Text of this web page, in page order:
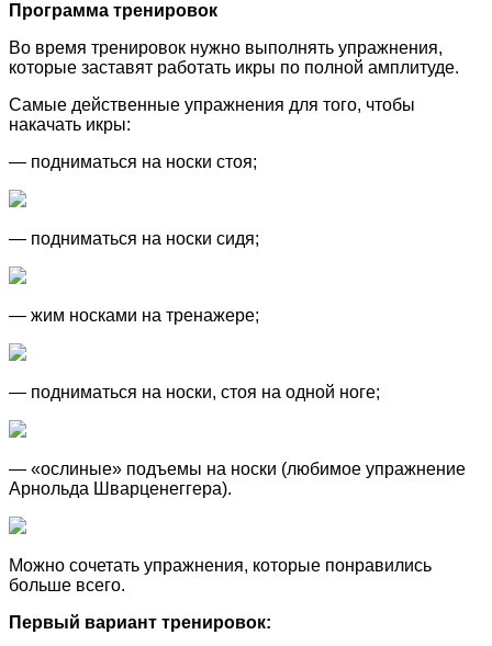
Программа тренировок
Во время тренировок нужно выполнять упражнения,
которые заставят работать икры по полной амплитуде.
Самые действенные упражнения для того, чтобы
накачать икры:
— подниматься на носки стоя;
— подниматься на носки сидя;
— жим носками на тренажере;
— подниматься на носки, стоя на одной ноге;
— «ослиные» подъемы на носки (любимое упражнение
Арнольда Шварценеггера).
Можно сочетать упражнения, которые понравились
больше всего.
Первый вариант тренировок: